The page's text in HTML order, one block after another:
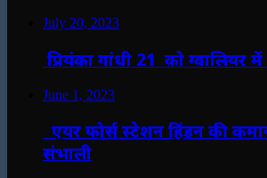
July 20, 2023
प्रियंका गांधी 21 को ग्वालियर में
June 1, 2023
एयर फोर्स स्टेशन हिंडन की
संभाली